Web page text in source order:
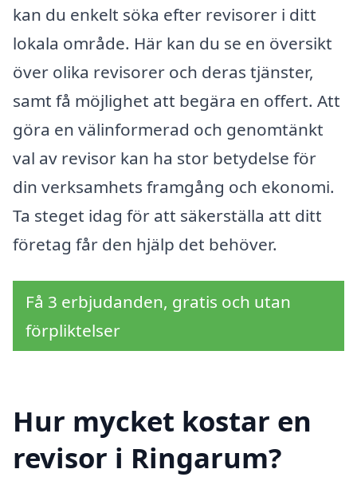
kan du enkelt söka efter revisorer i ditt
lokala område. Här kan du se en översikt
över olika revisorer och deras tjänster,
samt få möjlighet att begära en offert. Att
göra en välinformerad och genomtänkt
val av revisor kan ha stor betydelse för
din verksamhets framgång och ekonomi.
Ta steget idag för att säkerställa att ditt
företag får den hjälp det behöver.
Få 3 erbjudanden, gratis och utan
förpliktelser
Hur mycket kostar en
revisor i Ringarum?